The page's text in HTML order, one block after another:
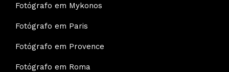
Fotógrafo em Mykonos
Fotógrafo em Paris
Fotógrafo em Provence
Fotógrafo em Roma